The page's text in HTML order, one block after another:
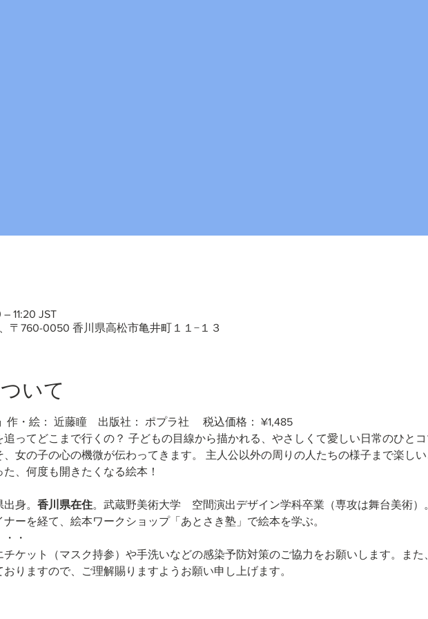
11:20 JST
〒760-0050 香川県高松市亀井町１１−１３
いて
作・絵： 近藤瞳　出版社： ポプラ社　 税込価格： ¥1,485
ってどこまで行くの？ 子どもの目線から描かれる、やさしくて愛しい日常のひとコ
、女の子の心の機微が伝わってきます。 主人公以外の周りの人たちの様子まで楽し
、何度も開きたくなる絵本！
身。 香川県在住。武蔵野美術大学　空間演出デザイン学科卒業（専攻は舞台美術）
ーを経て、絵本ワークショップ「あとさき塾」で絵本を学ぶ。
・
ケット（マスク持参）や手洗いなどの感染予防対策のご協力をお願いします。また
りますので、ご理解賜りますようお願い申し上げます。